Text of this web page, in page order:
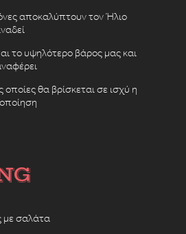
αποκαλύπτουν τον Ήλιο
το υψηλότερο βάρος μας και
οποίες θα βρίσκεται σε ισχύ η
με σαλάτα